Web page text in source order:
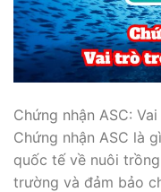
Chứng nhận ASC:
Chứng nhận ASC là
quốc tế về nuôi
trường và đảm bảo